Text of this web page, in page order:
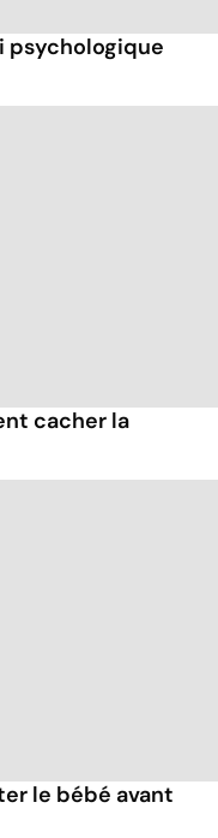
psychologique
cacher la
le bébé avant